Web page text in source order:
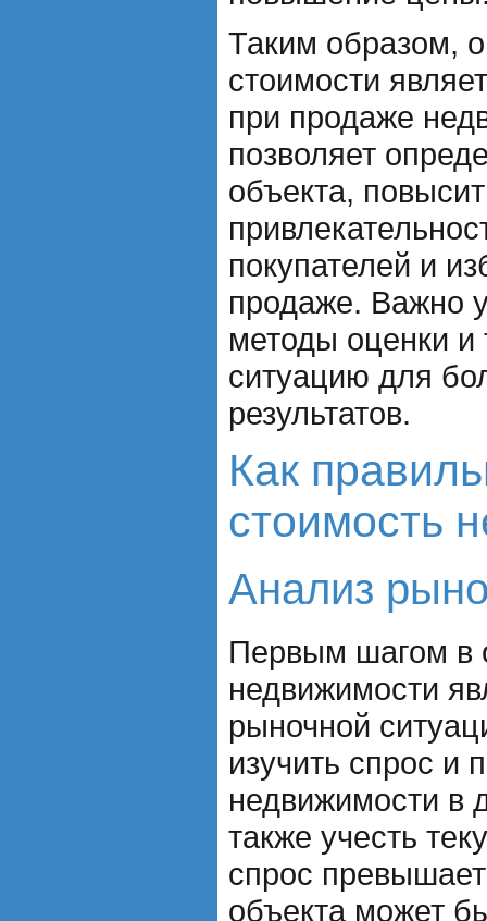
Таким образом,
стоимости
при продаже
позволяет
объекта,
покупателей и
продаже. Важно
методы оценки
ситуацию для
результатов.
Как
стоимость
Анализ
Первым шагом в
недвижимости
рыночной
изучить спрос и
недвижимости в
также учесть
спрос
объекта может